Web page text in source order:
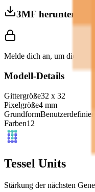
3MF herunterladen
Melde dich an, um dieses
Modell-Details
Gittergröße32 x 32
Pixelgröße4 mm
GrundformBenutzerdefiniert
Farben12
Tessel Units
Stärkung der nächsten